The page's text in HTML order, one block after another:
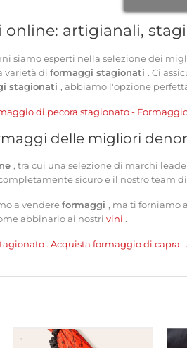
artigianali,
siamo esperti nella selezione dei
varietà di formaggi stagionati . Ci
stagionati , abbiamo l'opzione
di pecora stagionato-
delle migliori
, tra cui una selezione di marchi
sicuro e il nostro team
a vendereformaggi , ma ti forniamo
abbinarlo ai nostri vini .
. Acquista formaggio di capra .